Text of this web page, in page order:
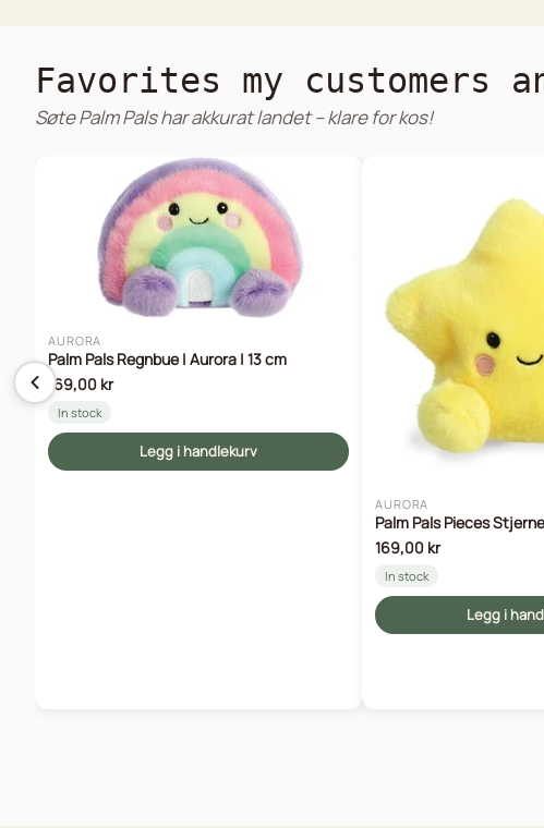
Favorites my customers
Søte Palm Pals har akkurat landet – klare for kos!
AURORA
Palm Pals Regnbue | Aurora | 13 cm
169,00 kr
In stock
Legg i handlekurv
AURORA
Palm Pals Pieces
169,00 kr
In stock
Legg i